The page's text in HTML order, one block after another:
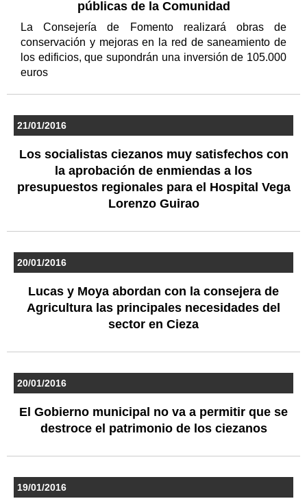
públicas de la Comunidad
La Consejería de Fomento realizará obras de
conservación y mejoras en la red de saneamiento de
los edificios, que supondrán una inversión de 105.000
euros
21/01/2016
Los socialistas ciezanos muy satisfechos con
la aprobación de enmiendas a los
presupuestos regionales para el Hospital Vega
Lorenzo Guirao
20/01/2016
Lucas y Moya abordan con la consejera de
Agricultura las principales necesidades del
sector en Cieza
20/01/2016
El Gobierno municipal no va a permitir que se
destroce el patrimonio de los ciezanos
19/01/2016